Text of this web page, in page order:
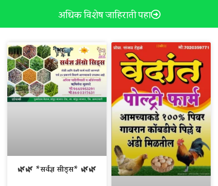
अधिक विशेष जाहिराती पहा
🌿🌿 *सर्वज्ञ सीड्स* 🌿🌿